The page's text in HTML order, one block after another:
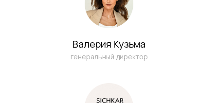
Валерия Кузьма
генеральный директор